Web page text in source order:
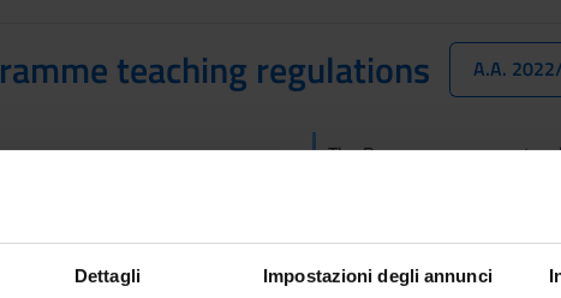
Dettagli Impostazioni degli annunci
teaching regulations A.A.
The Degree programme
organisational aspects of
teaching regulations. It
to the relevant module web